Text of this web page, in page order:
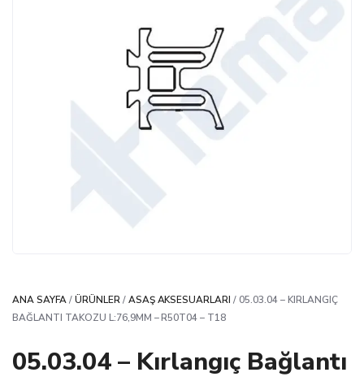
ANA SAYFA/ÜRÜNLER/ASAŞ AKSESUARLARI / 05.03.04 – KIRLANGIÇ
BAĞLANTI TAKOZU L:76,9MM – R50T04 – T18
05.03.04 – Kırlangıç Bağlantı